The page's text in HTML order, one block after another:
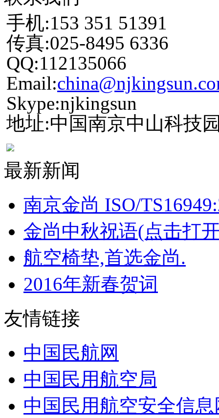
手机:153 351 51391
传真:025-8495 6336
QQ:112135066
Email:
Skype:njkingsun
地址:中国南京中山科技
最新新闻
南京金尚 ISO/
金尚中秋祝语(点击打
航空椅垫,首选金尚.
2016年新春贺词
友情链接
中国民航网
中国民用航空局
中国民用航空安全信息